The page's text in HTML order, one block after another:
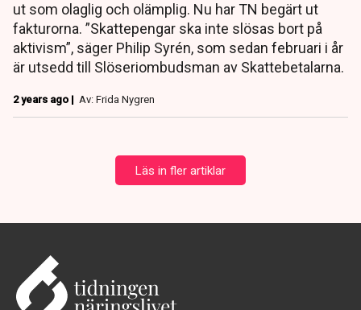
ut som olaglig och olämplig. Nu har TN begärt ut
fakturorna. ”Skattepengar ska inte slösas bort på
aktivism”, säger Philip Syrén, som sedan februari i år
är utsedd till Slöseriombudsman av Skattebetalarna.
2 years ago | Av: Frida Nygren
Läs in fler artiklar